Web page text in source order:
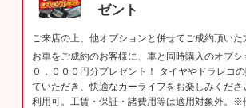
ゼント
ご来店の上、他オプションと併せてご成約頂いた
お車をご成約のお客様に、車と同時購入のオプシ
０，０００円分プレゼント！ タイヤやドラレコ
ていただき、快適なカーライフをお楽しみくだ
利用可。工賃・保証・諸費用等は適用対象外。※